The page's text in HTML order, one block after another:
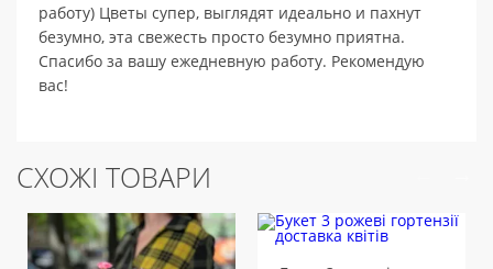
работу) Цветы супер, выглядят идеально и пахнут
безумно, эта свежесть просто безумно приятна.
Спасибо за вашу ежедневную работу. Рекомендую
вас!
СХОЖІ ТОВАРИ